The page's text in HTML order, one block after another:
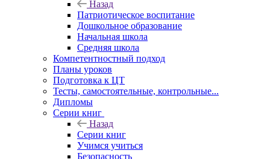
Назад
Патриотическое воспитание
Дошкольное образование
Начальная школа
Средняя школа
Компетентностный подход
Планы уроков
Подготовка к ЦТ
Тесты, самостоятельные, контрольные...
Дипломы
Серии книг
Назад
Серии книг
Учимся учиться
Безопасность